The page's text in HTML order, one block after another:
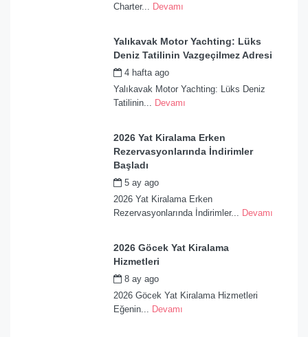
Charter... Devamı
Yalıkavak Motor Yachting: Lüks
Deniz Tatilinin Vazgeçilmez Adresi
4 hafta ago
Yalıkavak Motor Yachting: Lüks Deniz
Tatilinin... Devamı
2026 Yat Kiralama Erken
Rezervasyonlarında İndirimler
Başladı
5 ay ago
2026 Yat Kiralama Erken
Rezervasyonlarında İndirimler... Devamı
2026 Göcek Yat Kiralama
Hizmetleri
8 ay ago
2026 Göcek Yat Kiralama Hizmetleri
Eğenin... Devamı